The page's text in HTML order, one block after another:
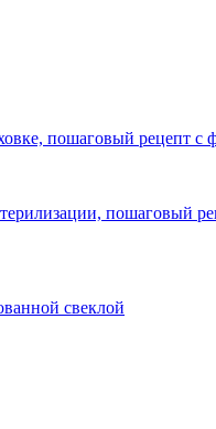
пошаговый рецепт с
пошаговый
свеклой